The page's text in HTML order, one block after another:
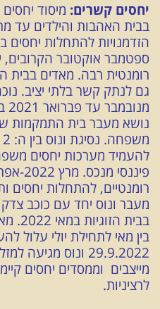
יחסים קשרים: מיסוד
ספטמבר אוקטובר הקרובים,
רומנטית רבה. מאדים בבית
גם לנתק קשר בלתי יציב.
נושא מעבר בית התמקמות
להעמיד מערכות יחסים
פיננסי
רומנטיים, להתחלות
מעבר ונוס יחד עם כוכב
בבית
בין מאי לתחילת יולי עלול
29.9.2022 ונוס
מייצבים וממסדים יחסים
לרציניות.